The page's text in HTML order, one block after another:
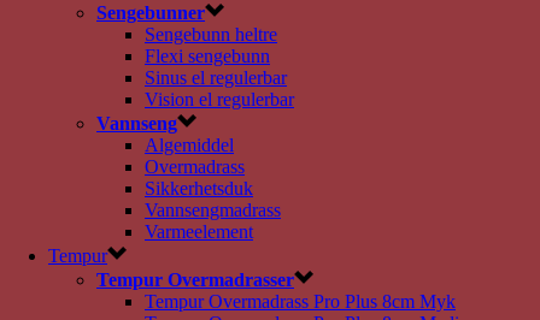
Sengebunner
Sengebunn heltre
Flexi sengebunn
Sinus el regulerbar
Vision el regulerbar
Vannseng
Algemiddel
Overmadrass
Sikkerhetsduk
Vannsengmadrass
Varmeelement
Tempur
Tempur Overmadrasser
Tempur Overmadrass Pro Plus 8cm Myk